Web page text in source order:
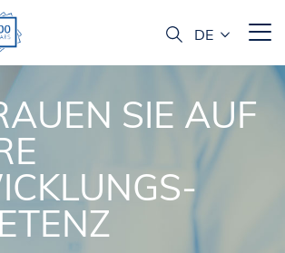
SIE AUF